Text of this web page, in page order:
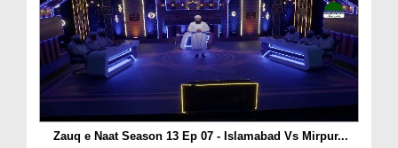
Zauq e Naat Season 13 Ep 07 - Islamabad Vs Mirpur...